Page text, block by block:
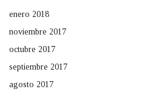
enero 2018
noviembre 2017
octubre 2017
septiembre 2017
agosto 2017